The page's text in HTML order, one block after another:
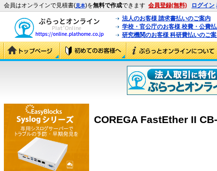
会員はオンラインで見積書(見本)を無料で作成できます 会員登録(無料) ログイン
法人のお客様 請求書払いのご案内
学校・官公庁のお客様 校費・公費
研究機関のお客様 科研費払いのご
COREGA FastEther II